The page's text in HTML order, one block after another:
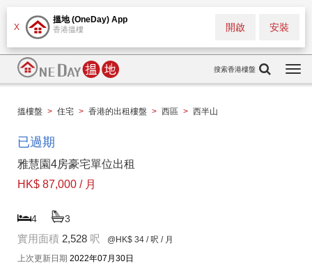
X
搵地 (OneDay) App
香港搵樓 安裝
開啟
搜索香港樓盤
搵樓盤 > 住宅 > 香港的出租樓盤 > 西區 > 西半山
已過期
雅慧園4房豪宅單位出租
HK$ 87,000 / 月
4 3
實用面積 2,528 呎 @HK$ 34 / 呎 / 月
上次更新日期 2022年07月30日